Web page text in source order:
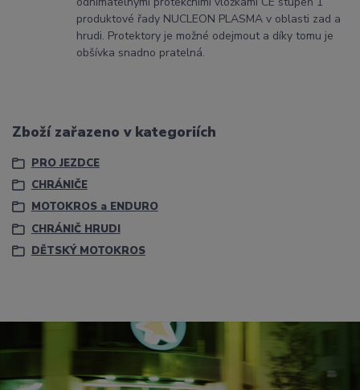
produktové řady NUCLEON PLASMA v oblasti zad a
hrudi. Protektory je možné odejmout a díky tomu je
obšívka snadno pratelná.
Zboží zařazeno v kategoriích
PRO JEZDCE
CHRÁNIČE
MOTOKROS a ENDURO
CHRÁNIČ HRUDI
DĚTSKÝ MOTOKROS